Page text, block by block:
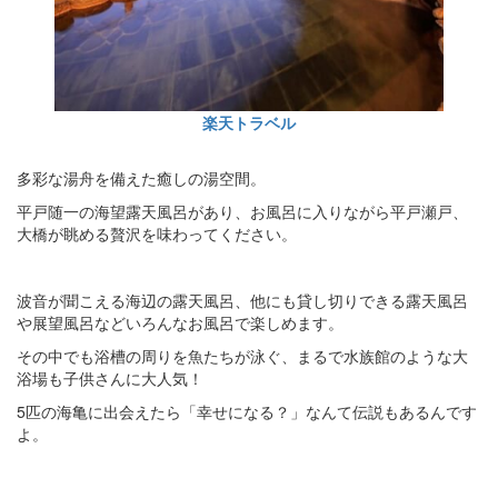
楽天トラベル
多彩な湯舟を備えた癒しの湯空間。
平戸随一の海望露天風呂があり、お風呂に入りながら平戸瀬戸、
大橋が眺める贅沢を味わってください。
波音が聞こえる海辺の露天風呂、他にも貸し切りできる露天風呂
や展望風呂などいろんなお風呂で楽しめます。
その中でも浴槽の周りを魚たちが泳ぐ、まるで水族館のような大
浴場も子供さんに大人気！
5匹の海亀に出会えたら「幸せになる？」なんて伝説もあるんです
よ。